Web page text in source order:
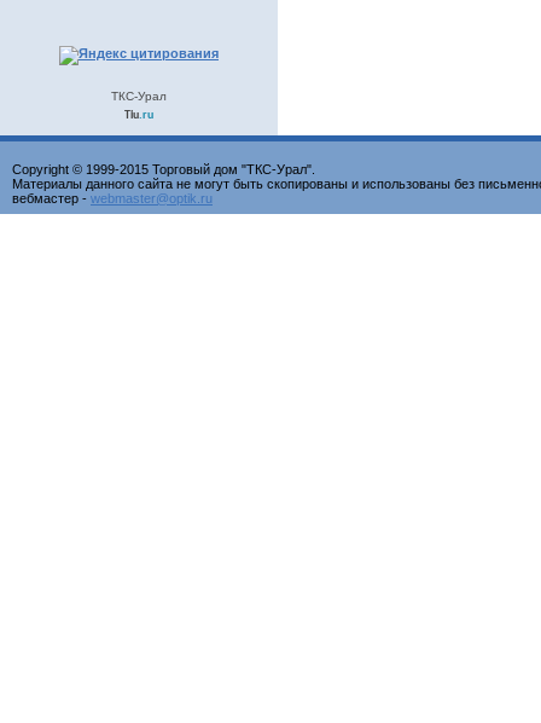
ТКС-Урал
Tiu.ru
Copyright © 1999-2015 Торговый дом "ТКС-Урал".
Материалы данного сайта не могут быть скопированы и использованы без
вебмастер - webmaster@optik.ru